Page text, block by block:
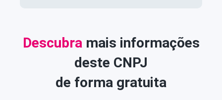
Descubramais informações
deste CNPJ
de forma gratuita